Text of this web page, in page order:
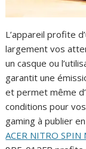
L’appareil profite
largement vos
un casque ou
garantit une
et permet même
conditions pour
gaming à publier
ACER NITRO